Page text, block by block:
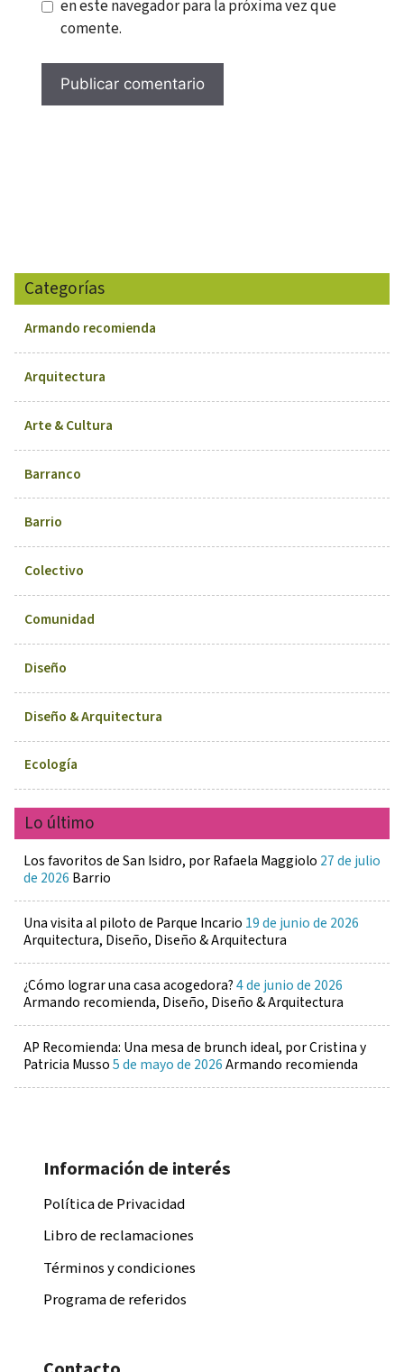
en este navegador para la próxima vez que
comente.
Categorías
Armando recomienda
Arquitectura
Arte & Cultura
Barranco
Barrio
Colectivo
Comunidad
Diseño
Diseño & Arquitectura
Ecología
Lo último
Los favoritos de San Isidro, por Rafaela Maggiolo 27 de julio
de 2026 Barrio
Una visita al piloto de Parque Incario 19 de junio de 2026
Arquitectura, Diseño, Diseño & Arquitectura
¿Cómo lograr una casa acogedora?4 de junio de 2026
Armando recomienda, Diseño, Diseño & Arquitectura
AP Recomienda: Una mesa de brunch ideal, por Cristina y
Patricia Musso5 de mayo de 2026Armando recomienda
Información de interés
Política de Privacidad
Libro de reclamaciones
Términos y condiciones
Programa de referidos